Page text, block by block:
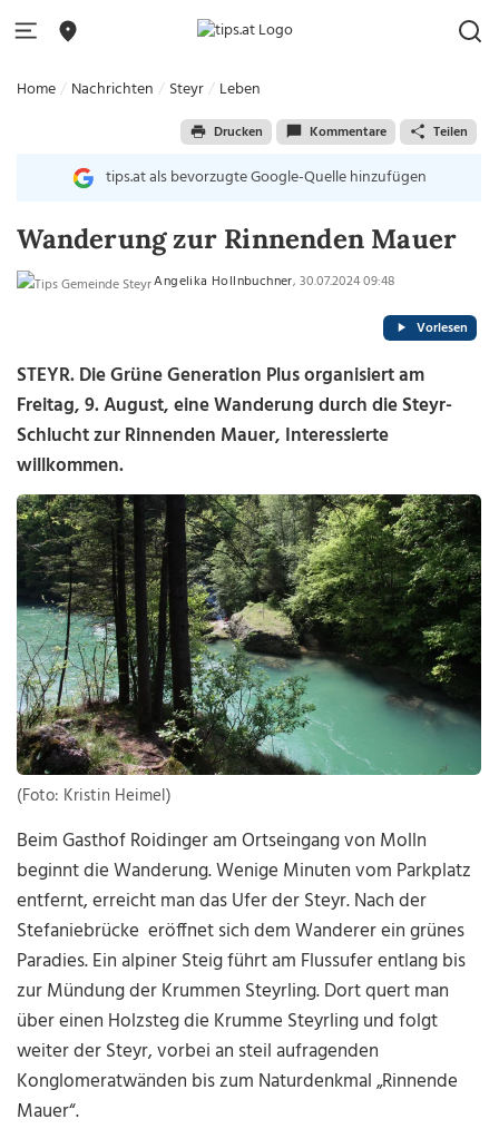
Home Nachrichten Steyr Leben
Drucken Kommentare Teilen
tips.at als bevorzugte Google-Quelle hinzufügen
Wanderung zur Rinnenden Mauer
Angelika Hollnbuchner, 30.07.2024 09:48
Vorlesen
STEYR. Die Grüne Generation Plus organisiert am
Freitag, 9. August, eine Wanderung durch die Steyr-
Schlucht zur Rinnenden Mauer, Interessierte
willkommen.
(Foto: Kristin Heimel)
Beim Gasthof Roidinger am Ortseingang von Molln
beginnt die Wanderung. Wenige Minuten vom Parkplatz
entfernt, erreicht man das Ufer der Steyr. Nach der
Stefaniebrücke eröffnet sich dem Wanderer ein grünes
Paradies. Ein alpiner Steig führt am Flussufer entlang bis
zur Mündung der Krummen Steyrling. Dort quert man
über einen Holzsteg die Krumme Steyrling und folgt
weiter der Steyr, vorbei an steil aufragenden
Konglomeratwänden bis zum Naturdenkmal „Rinnende
Mauer“.